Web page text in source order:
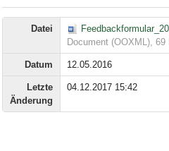
Datei
Document (OOXML),
Datum 12.05.2016
Letzte
Änderung
04.12.2017 15:42